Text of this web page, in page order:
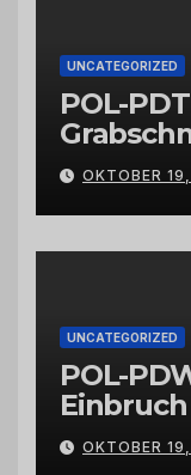
UNCATEGORIZED
POL-
OKTOBER
UNCATEGORIZED
POL-
Wittlich
OKTOBER